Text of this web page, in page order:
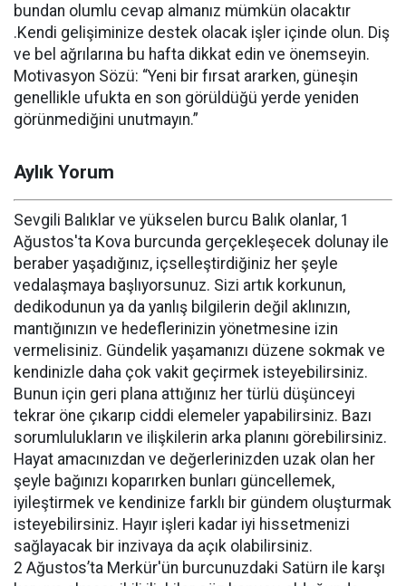
bundan olumlu cevap almanız mümkün olacaktır
.Kendi gelişiminize destek olacak işler içinde olun. Diş
ve bel ağrılarına bu hafta dikkat edin ve önemseyin.
Motivasyon Sözü: “Yeni bir fırsat ararken, güneşin
genellikle ufukta en son görüldüğü yerde yeniden
görünmediğini unutmayın.”
Aylık Yorum
Sevgili Balıklar ve yükselen burcu Balık olanlar, 1
Ağustos'ta Kova burcunda gerçekleşecek dolunay ile
beraber yaşadığınız, içselleştirdiğiniz her şeyle
vedalaşmaya başlıyorsunuz. Sizi artık korkunun,
dedikodunun ya da yanlış bilgilerin değil aklınızın,
mantığınızın ve hedeflerinizin yönetmesine izin
vermelisiniz. Gündelik yaşamanızı düzene sokmak ve
kendinizle daha çok vakit geçirmek isteyebilirsiniz.
Bunun için geri plana attığınız her türlü düşünceyi
tekrar öne çıkarıp ciddi elemeler yapabilirsiniz. Bazı
sorumlulukların ve ilişkilerin arka planını görebilirsiniz.
Hayat amacınızdan ve değerlerinizden uzak olan her
şeyle bağınızı koparırken bunları güncellemek,
iyileştirmek ve kendinize farklı bir gündem oluşturmak
isteyebilirsiniz. Hayır işleri kadar iyi hissetmenizi
sağlayacak bir inzivaya da açık olabilirsiniz.
2 Ağustos’ta Merkür'ün burcunuzdaki Satürn ile karşı